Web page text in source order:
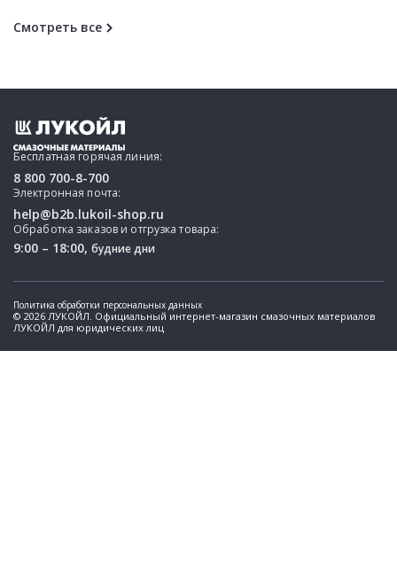
Смотреть все
Бесплатная горячая линия:
8 800 700-8-700
Электронная почта:
help@b2b.lukoil-shop.ru
Обработка заказов и отгрузка товара:
9:00 – 18:00, будние дни
© 2026 ЛУКОЙЛ. Официальный интернет-магазин смазочных материалов
ЛУКОЙЛ для юридических лиц
Политика обработки персональных данных